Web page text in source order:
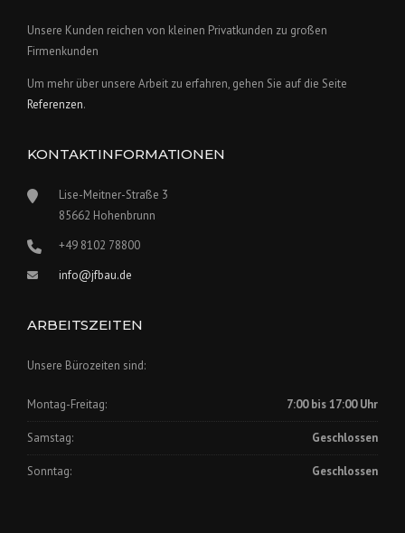
Unsere Kunden reichen von kleinen Privatkunden zu großen
Firmenkunden
Um mehr über unsere Arbeit zu erfahren, gehen Sie auf die Seite
Referenzen.
KONTAKTINFORMATIONEN
Lise-Meitner-Straße 3
85662 Hohenbrunn
+49 8102 78800
info@jfbau.de
ARBEITSZEITEN
Unsere Bürozeiten sind:
Montag-Freitag: 7:00 bis 17:00 Uhr
Samstag: Geschlossen
Sonntag: Geschlossen